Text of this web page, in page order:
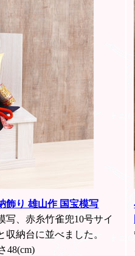
飾り 雄山作 国宝模写
写、赤糸竹雀兜10号サイ
収納台に並べました。
48(cm)